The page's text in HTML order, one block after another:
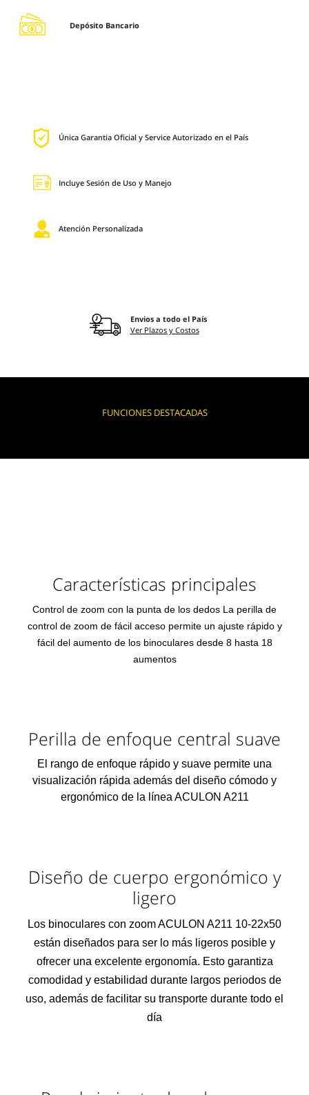
Depósito Bancario
Única Garantia Oficial y Service Autorizado en el País
Incluye Sesión de Uso y Manejo
Atención Personalizada
Envios a todo el País
Ver Plazos y Costos
FUNCIONES DESTACADAS
Características principales
Control de zoom con la punta de los dedos La perilla de
control de zoom de fácil acceso permite un ajuste rápido y
fácil del aumento de los binoculares desde 8 hasta 18
aumentos
Perilla de enfoque central suave
El rango de enfoque rápido y suave permite una
visualización rápida además del diseño cómodo y
ergonómico de la línea ACULON A211
Diseño de cuerpo ergonómico y
ligero
Los binoculares con zoom ACULON A211 10-22x50
están diseñados para ser lo más ligeros posible y
ofrecer una excelente ergonomía. Esto garantiza
comodidad y estabilidad durante largos periodos de
uso, además de facilitar su transporte durante todo el
día